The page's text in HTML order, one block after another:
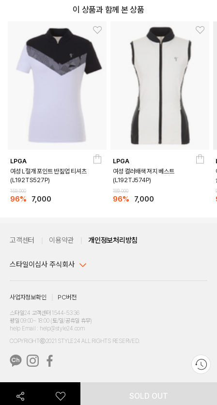
이 상품과 함께 본 상품
LPGA
여성 L절개 포인트 반짚업 티셔츠
(L192TS527P)
159,000
96% 7,000
LPGA
여성 컬러배색 져지 베스트
(L192TJ574P)
189,000
96% 7,000
SOLD OUT
고객센터 이용약관 개인정보처리방침
스타일이십사 주식회사
주소 : 서울시 강남구 논현로 633, 6층 (논현동, 한세엠케이빌딩)
사업자등록번호 : 116-81-32499
통신판매업신고번호 : 제 2024-서울강남-04239
개인정보보호책임자 : 배기영
고객센터 1544-5336(평일 09:00~ 18:00 토/일/공휴일 휴무)
사업자정보확인 PC버전
스타일24 고객센터 1544-5336
평일 09:00~ 18:00 (토/일/공휴일 휴무)
help Email : help@style24.com
COPYRIGHTⓒ2021 STYLE24 ALL RIGHTS RESERVED.